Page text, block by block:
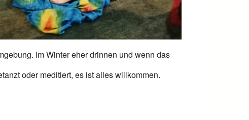
Im Winter eher drinnen und wenn das
oder meditiert, es ist alles willkommen.